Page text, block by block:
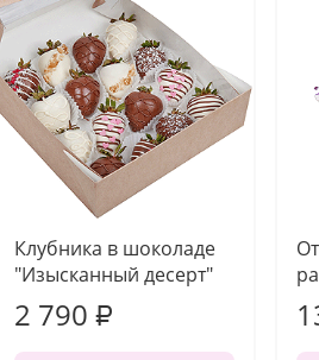
Клубника в шоколаде
"Изысканный десерт"
2 790 ₽